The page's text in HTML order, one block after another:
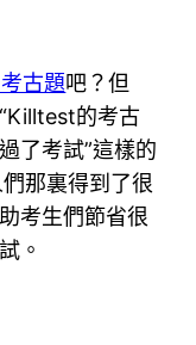
古題吧？但
的考古
了考試”這樣的
那裏得到了很
考生們節省很
。